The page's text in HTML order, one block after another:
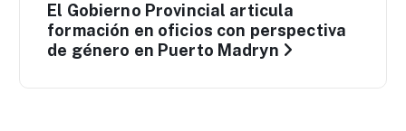
El Gobierno Provincial articula
formación en oficios con perspectiva
de género en Puerto Madryn